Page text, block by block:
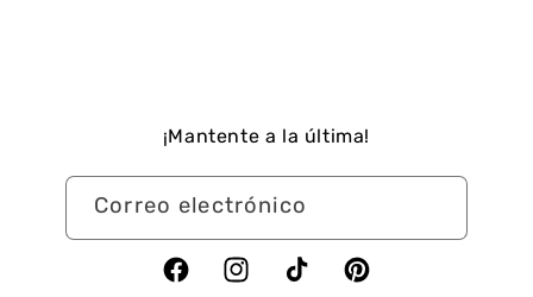
¡Mantente a la última!
Correo electrónico
FacebookInstagramTikTok Pinterest